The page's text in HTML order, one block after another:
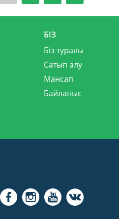
БІЗ
Біз туралы
Сатып алу
Мансап
Байланыс